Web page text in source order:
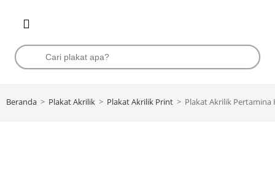
Beranda > Plakat Akrilik > Plakat Akrilik Print > Plakat Akrilik Pertamina